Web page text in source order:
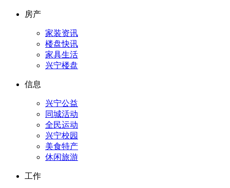
房产
家装资讯
楼盘快讯
家具生活
兴宁楼盘
信息
兴宁公益
同城活动
全民运动
兴宁校园
美食特产
休闲旅游
工作